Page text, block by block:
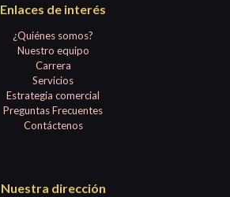
Enlaces de interés
¿Quiénes somos?
Nuestro equipo
Carrera
Servicios
Estrategia comercial
Preguntas Frecuentes
Contáctenos
Nuestra dirección